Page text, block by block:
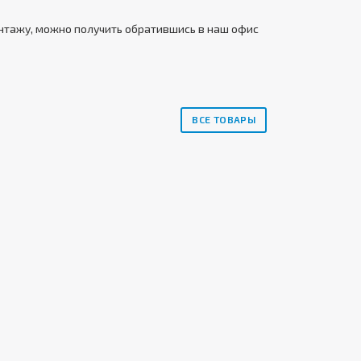
можно получить обратившись в наш офис
ВСЕ ТОВАРЫ